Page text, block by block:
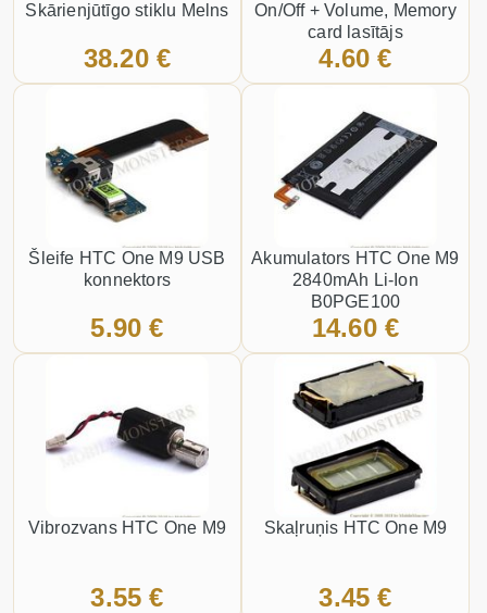
Skārienjūtīgo stiklu Melns
38.20 €
On/Off + Volume, Memory
card lasītājs
4.60 €
Šleife HTC One M9 USB
konnektors
5.90 €
Akumulators HTC One M9
2840mAh Li-Ion
B0PGE100
14.60 €
Vibrozvans HTC One M9
3.55 €
Skaļruņis HTC One M9
3.45 €